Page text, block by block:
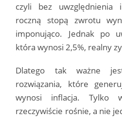
czyli bez uwzględnienia
roczną stopą zwrotu
imponująco. Jednak po
która wynosi 2,5%, realny
Dlatego tak ważne
rozwiązania, które
wynosi inflacja. Tylko
rzeczywiście rośnie, a nie